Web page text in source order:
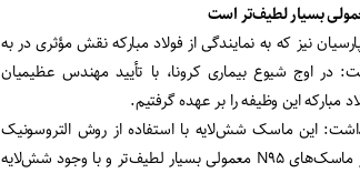
بسیار لطیف‌تر است
نیز که به نمایندگی از فولاد مبارکه نقش مؤثری در به
اوج شیوع بیماری کرونا، با تأیید مهندس عظیمیان
این وظیفه را بر عهده گرفتیم.
این ماسک ‌شش‌لایه با استفاده از روش التروسونیک
تولید می‌شود که یک ‌لایۀ آن نانو است و از ماسک‌های N۹۵ معمولی بسیار لطیف‌تر و با وجود شش‌لایه